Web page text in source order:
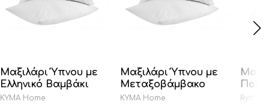
Μαξιλάρι Ύπνου με
Ελληνικό Βαμβάκι
KYMA Home
Μαξιλάρι Ύπνου με
Μεταξοβάμβακο
KYMA Home